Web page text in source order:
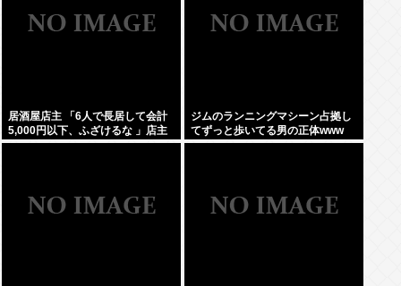
居酒屋店主 「6人で長居して会計
5,000円以下、ふざけるな 」店主
ぶちギレでネットに晒されるwww
ジムのランニングマシーン占拠し
てずっと歩いてる男の正体www